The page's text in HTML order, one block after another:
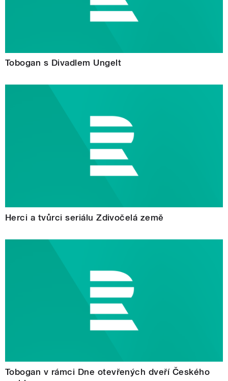
Tobogan s Divadlem Ungelt
Herci a tvůrci seriálu Zdivočelá země
Tobogan v rámci Dne otevřených dveří Českého